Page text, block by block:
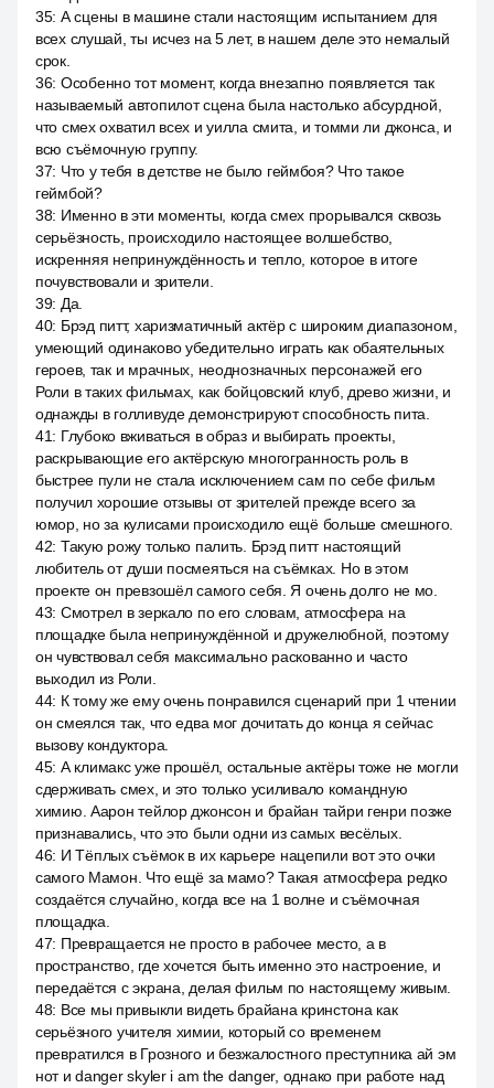
35: А сцены в машине стали настоящим испытанием для
всех слушай, ты исчез на 5 лет, в нашем деле это немалый
срок.
36: Особенно тот момент, когда внезапно появляется так
называемый автопилот сцена была настолько абсурдной,
что смех охватил всех и уилла смита, и томми ли джонса, и
всю съёмочную группу.
37: Что у тебя в детстве не было геймбоя? Что такое
геймбой?
38: Именно в эти моменты, когда смех прорывался сквозь
серьёзность, происходило настоящее волшебство,
искренняя непринуждённость и тепло, которое в итоге
почувствовали и зрители.
39: Да.
40: Брэд питт, харизматичный актёр с широким диапазоном,
умеющий одинаково убедительно играть как обаятельных
героев, так и мрачных, неоднозначных персонажей его
Роли в таких фильмах, как бойцовский клуб, древо жизни, и
однажды в голливуде демонстрируют способность пита.
41: Глубоко вживаться в образ и выбирать проекты,
раскрывающие его актёрскую многогранность роль в
быстрее пули не стала исключением сам по себе фильм
получил хорошие отзывы от зрителей прежде всего за
юмор, но за кулисами происходило ещё больше смешного.
42: Такую рожу только палить. Брэд питт настоящий
любитель от души посмеяться на съёмках. Но в этом
проекте он превзошёл самого себя. Я очень долго не мо.
43: Смотрел в зеркало по его словам, атмосфера на
площадке была непринуждённой и дружелюбной, поэтому
он чувствовал себя максимально раскованно и часто
выходил из Роли.
44: К тому же ему очень понравился сценарий при 1 чтении
он смеялся так, что едва мог дочитать до конца я сейчас
вызову кондуктора.
45: А климакс уже прошёл, остальные актёры тоже не могли
сдерживать смех, и это только усиливало командную
химию. Аарон тейлор джонсон и брайан тайри генри позже
признавались, что это были одни из самых весёлых.
46: И Тёплых съёмок в их карьере нацепили вот это очки
самого Мамон. Что ещё за мамо? Такая атмосфера редко
создаётся случайно, когда все на 1 волне и съёмочная
площадка.
47: Превращается не просто в рабочее место, а в
пространство, где хочется быть именно это настроение, и
передаётся с экрана, делая фильм по настоящему живым.
48: Все мы привыкли видеть брайана кринстона как
серьёзного учителя химии, который со временем
превратился в Грозного и безжалостного преступника ай эм
нот и danger skyler i am the danger, однако при работе над